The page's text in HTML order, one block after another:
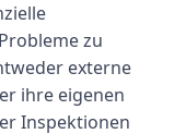
zu
externe
ihre eigenen
Inspektionen